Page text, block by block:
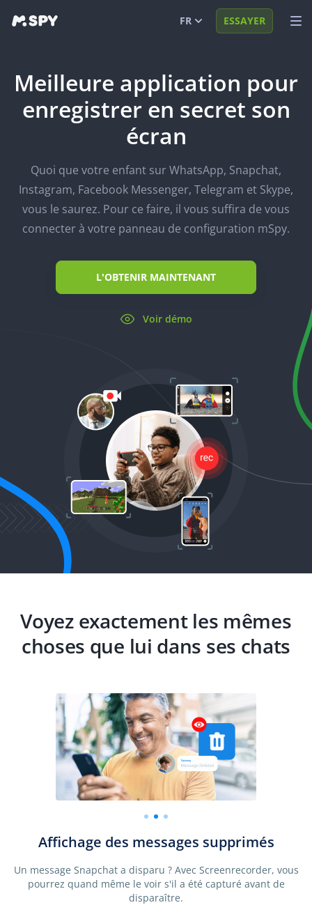
CONNEXION
FAQ
BLOG
FR
Español
Português (BR)
Türkçe
日本
Română
ESSAYER
Meilleure application pour
enregistrer en secret son
écran
Quoi que votre enfant sur WhatsApp, Snapchat,
Instagram, Facebook Messenger, Telegram et Skype,
vous le saurez. Pour ce faire, il vous suffira de vous
connecter à votre panneau de configuration mSpy.
L'OBTENIR MAINTENANT
Voir démo
Voyez exactement les mêmes
choses que lui dans ses chats
Affichage des messages supprimés
Un message Snapchat a disparu ? Avec Screenrecorder, vous
pourrez quand même le voir s'il a été capturé avant de
disparaître.